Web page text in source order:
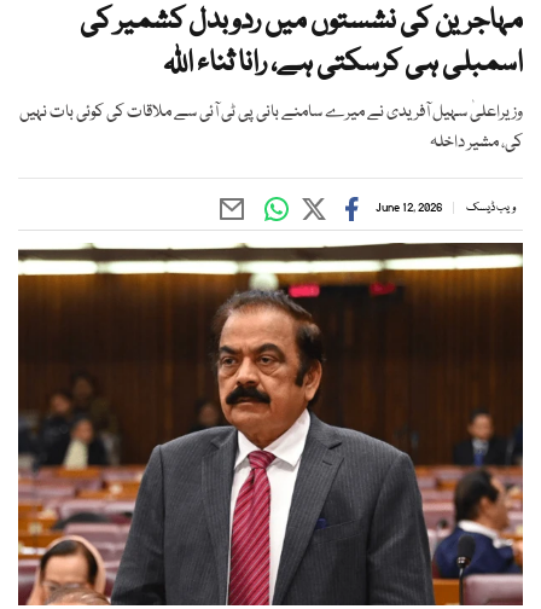
مہاجرین کی نشستوں میں ردوبدل کشمیر کی
اسمبلی ہی کرسکتی ہے، رانا ثناء اللہ
وزیراعلیٰ سہیل آفریدی نے میرے سامنے بانی پی ٹی آئی سے ملاقات کی کوئی بات نہیں
کی، مشیر داخلہ
ویب ڈیسک June 12, 2026